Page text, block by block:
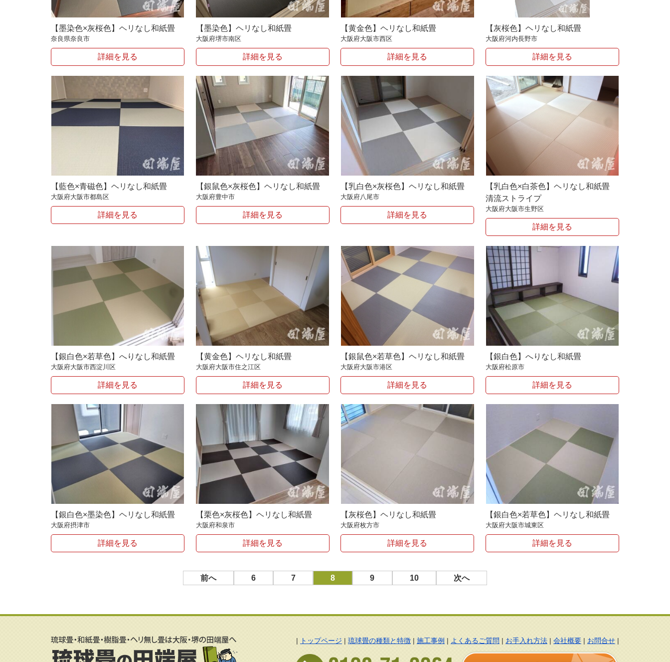
【墨染色×灰桜色】ヘリなし和紙畳
奈良県奈良市
詳細を見る
【墨染色】ヘリなし和紙畳
大阪府堺市南区
詳細を見る
【黄金色】ヘリなし和紙畳
大阪府大阪市西区
詳細を見る
【灰桜色】ヘリなし和紙畳
大阪府河内長野市
詳細を見る
【藍色×青磁色】ヘリなし和紙畳
大阪府大阪市都島区
詳細を見る
【銀鼠色×灰桜色】ヘリなし和紙畳
大阪府豊中市
詳細を見る
【乳白色×灰桜色】ヘリなし和紙畳
大阪府八尾市
詳細を見る
【乳白色×白茶色】ヘリなし和紙畳
清流ストライプ
大阪府大阪市生野区
詳細を見る
【銀白色×若草色】へりなし和紙畳
大阪府大阪市西淀川区
詳細を見る
【黄金色】ヘリなし和紙畳
大阪府大阪市住之江区
詳細を見る
【銀鼠色×若草色】ヘリなし和紙畳
大阪府大阪市港区
詳細を見る
【銀白色】へりなし和紙畳
大阪府松原市
詳細を見る
【銀白色×墨染色】ヘリなし和紙畳
大阪府摂津市
詳細を見る
【栗色×灰桜色】ヘリなし和紙畳
大阪府和泉市
詳細を見る
【灰桜色】ヘリなし和紙畳
大阪府枚方市
詳細を見る
【銀白色×若草色】ヘリなし和紙畳
大阪府大阪市城東区
詳細を見る
前へ 6 7 8 9 10 次へ
トップページ 琉球畳の種類と特徴 施工事例 よくあるご質問 お手入れ方法 会社概要 お問合せ